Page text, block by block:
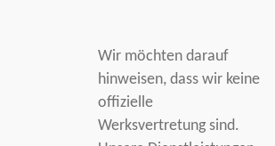
Wir möchten darauf
hinweisen, dass wir keine
offizielle
Werksvertretung sind.